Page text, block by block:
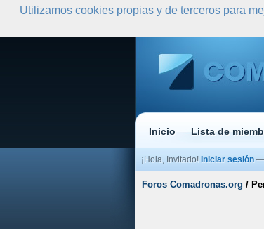
Inicio Lista de
¡Hola, Invitado! Iniciar sesión —
Foros Comadronas.org /
Utilizamos cookies propias y de terceros para